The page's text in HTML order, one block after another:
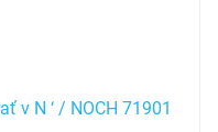
v N ‘ / NOCH 71901